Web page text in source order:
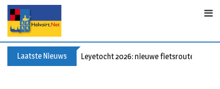
Skip
content
Laatste Nieuws Leyetocht 2026: nieuwe fietsroutes